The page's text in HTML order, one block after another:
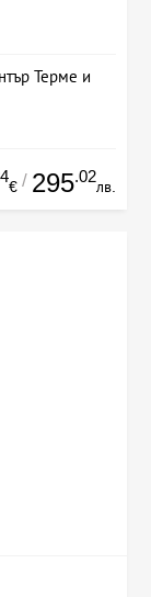
Терме и
€ / 295.02
лв.